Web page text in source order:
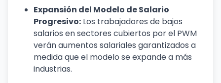
Expansión del Modelo de Salario
Progresivo: Los trabajadores de bajos
salarios en sectores cubiertos por el PWM
verán aumentos salariales garantizados a
medida que el modelo se expande a más
industrias.